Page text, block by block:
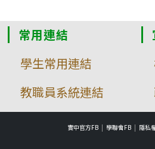
常用連結
學生常用連結
教職員系統連結
實中官方FB 學聯會FB 隱私